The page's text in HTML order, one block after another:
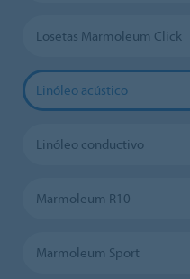
Losetas Marmoleum Click
Linóleo acústico
Linóleo conductivo
Marmoleum R10
Marmoleum Sport